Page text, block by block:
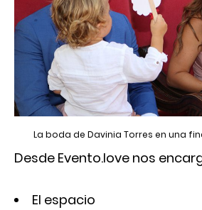
La boda de Davinia Torres en una
Desde Evento.love nos
El espacio